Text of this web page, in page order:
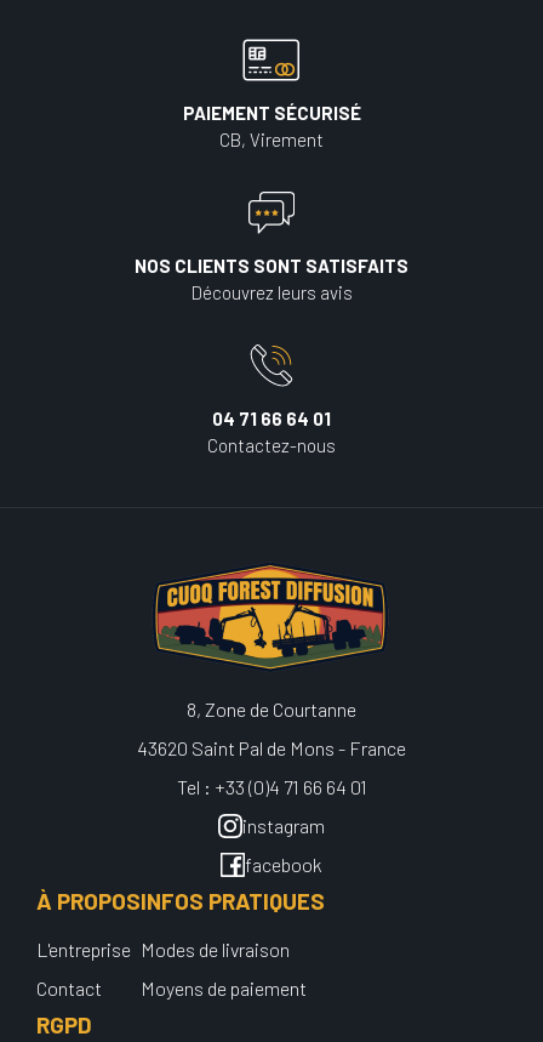
PAIEMENT SÉCURISÉ
CB, Virement
NOS CLIENTS SONT SATISFAITS
Découvrez leurs avis
04 71 66 64 01
Contactez-nous
8, Zone de Courtanne
43620 Saint Pal de Mons - France
Tel : +33 (0)4 71 66 64 01
instagram
facebook
À PROPOS
L'entreprise
Contact
INFOS PRATIQUES
Modes de livraison
Moyens de paiement
RGPD